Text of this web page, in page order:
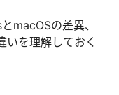
macOSの差異、
いを理解しておく